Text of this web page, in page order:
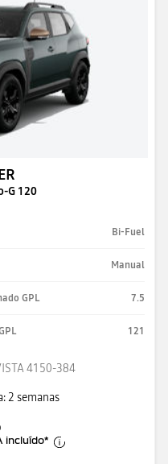
G 120
Bi-Fuel
Manual
GPL 7.5
121
4150-384
2 semanas
incluído*